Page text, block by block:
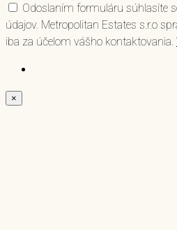
Odoslaním formuláru súhlasíte
údajov. Metropolitan Estates s.r.o
iba za účelom vášho kontaktovania.
×